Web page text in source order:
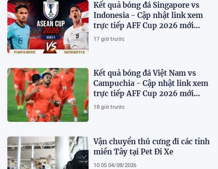
Kết quả bóng đá Singapore vs
Indonesia - Cập nhật link xem
trực tiếp AFF Cup 2026 mới
nhất.
17 giờ trước
Kết quả bóng đá Việt Nam vs
Campuchia - Cập nhật link xem
trực tiếp AFF Cup 2026 mới
nhất
18 giờ trước
Vận chuyển thú cưng đi các tỉnh
miền Tây tại Pet Đi Xe
10:05 04/08/2026